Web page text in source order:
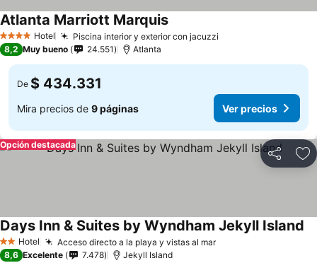
4 EstrellasHotel Piscina interior y exterior con jacuzzi
Atlanta Marriott Marquis
8,2 Muy bueno 24.551 Atlanta
De $ 434.331
Mira precios de 9 páginas Ver precios
Compartir
Opción destacada
2 Estrellas
Hotel Acceso directo a la playa y vistas al mar
Days Inn & Suites by Wyndham Jekyll Island
8,6 Excelente 7.478 Jekyll Island